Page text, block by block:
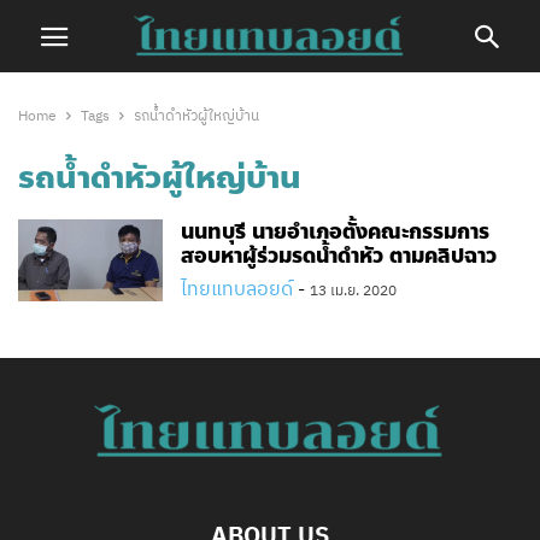
Home Tags รถน้ำดำหัวผู้ใหญ่บ้าน
รถน้ำดำหัวผู้ใหญ่บ้าน
นนทบุรี นายอำเภอตั้งคณะกรรมการ
สอบหาผู้ร่วมรดน้ำดำหัว ตามคลิปฉาว
ไทยแทบลอยด์ - 13 เม.ย. 2020